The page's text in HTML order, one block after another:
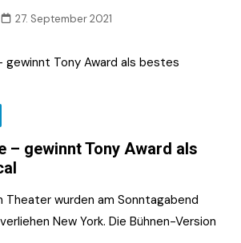
27. September 2021
– gewinnt Tony Award als
Theater wurden am Sonntagabend
New York. Die Bühnen-Version